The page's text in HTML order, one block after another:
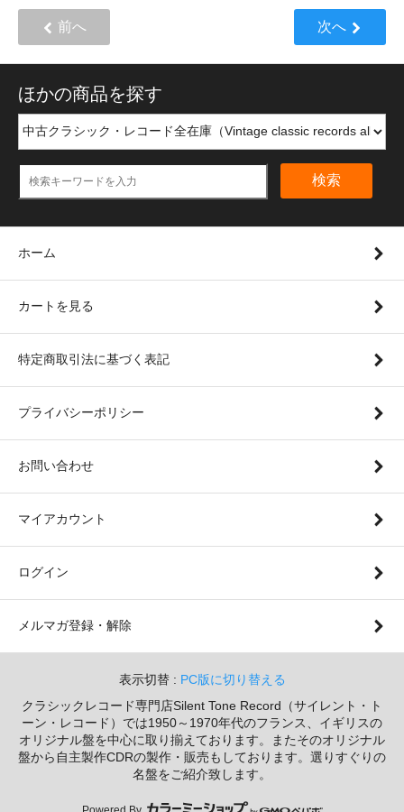
前へ 次へ
ほかの商品を探す
検索
ホーム
カートを見る
特定商取引法に基づく表記
プライバシーポリシー
お問い合わせ
マイアカウント
ログイン
メルマガ登録・解除
表示切替 : PC版に切り替える
クラシックレコード専門店Silent Tone Record（サイレント・ト
ーン・レコード）では1950～1970年代のフランス、イギリスの
オリジナル盤を中心に取り揃えております。またそのオリジナル
盤から自主製作CDRの製作・販売もしております。選りすぐりの
名盤をご紹介致します。